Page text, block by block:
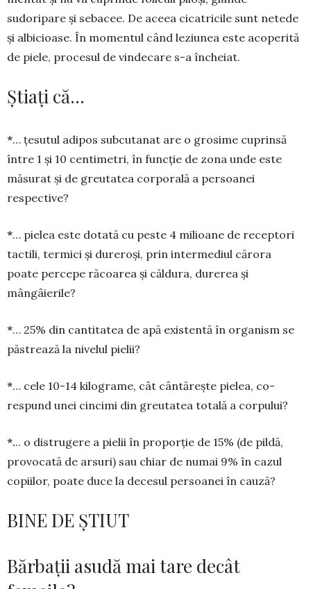
sudoripare și sebacee. De aceea cica­tricile sunt netede
și albicioase. În momentul când leziunea este acoperită
de piele, procesul de vin­decare s-a încheiat.
Știați că…
*… țesutul adipos subcutanat are o grosime cu­prinsă
între 1 și 10 centimetri, în funcție de zona unde este
măsurat și de greutatea corporală a persoanei
respective?
*… pielea este dotată cu peste 4 milioane de recep­tori
tactili, termici și dureroși, prin inter­mediul cărora
poate percepe răcoarea și căldura, durerea și
mângâierile?
*… 25% din cantitatea de apă existentă în organism se
păstrează la nivelul pielii?
*… cele 10-14 kilograme, cât cântărește pie­lea, co­
respund unei cincimi din greutatea totală a corpului?
*... o distrugere a pielii în proporție de 15% (de pildă,
provocată de arsuri) sau chiar de numai 9% în cazul
copiilor, poate duce la decesul persoa­nei în cauză?
BINE DE ȘTIUT
Bărbații asudă mai tare decât